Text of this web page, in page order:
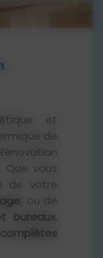
et
de
vous
de votre
, ou de
bureaux,